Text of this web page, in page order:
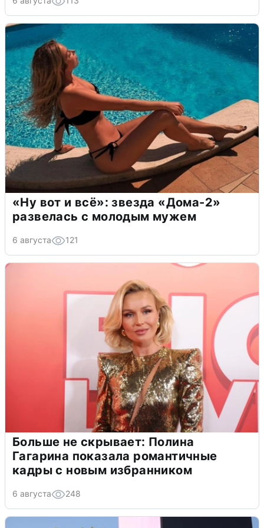
«Ну вот и всё»: звезда «Дома-2»
развелась с молодым мужем
6 августа 121
Больше не скрывает: Полина
Гагарина показала романтичные
кадры с новым избранником
6 августа 248